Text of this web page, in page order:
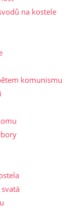
na kostele
komunismu